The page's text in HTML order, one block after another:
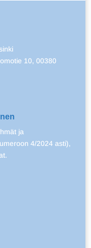
10, 00380
ja
4/2024 asti),